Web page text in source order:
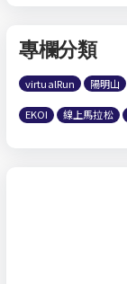
專欄分類
virtualRun 陽明山
EKOI 線上馬拉松